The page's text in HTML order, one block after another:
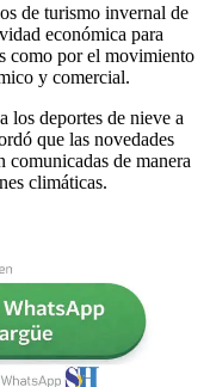
de turismo invernal de
económica para
como por el movimiento
y comercial.
los deportes de nieve a
que las novedades
comunicadas de manera
climáticas.